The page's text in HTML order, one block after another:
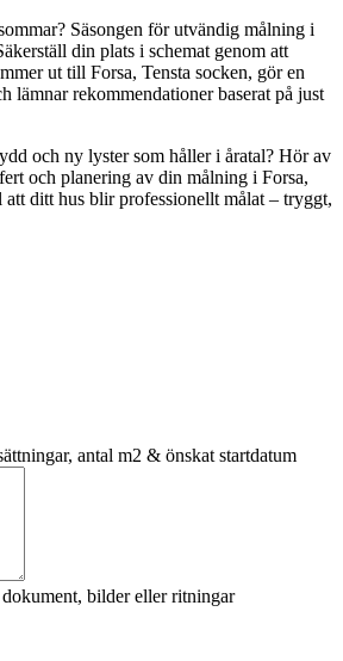
Säsongen för utvändig målning i
din plats i schemat genom att
ut till Forsa, Tensta socken, gör en
lämnar rekommendationer baserat på just
och ny lyster som håller i åratal? Hör av
och planering av din målning i Forsa,
att ditt hus blir professionellt målat – tryggt,
antal m2 & önskat startdatum
bilder eller ritningar